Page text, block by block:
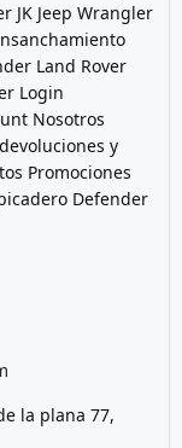
JK Jeep Wrangler
Land Rover
Login
Nosotros
y
Promociones
Defender
la plana 77,